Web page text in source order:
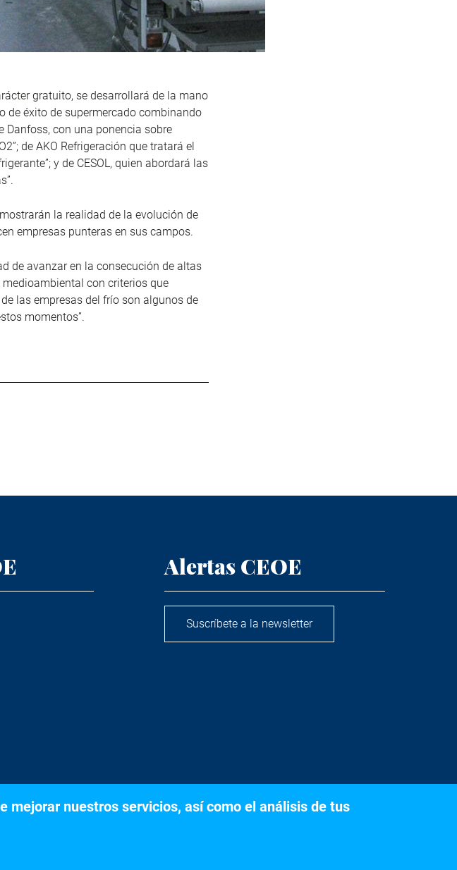
gratuito, se desarrollará de la mano
de éxito de supermercado combinando
Danfoss, con una ponencia sobre
de AKO Refrigeración que tratará el
y de CESOL, quien abordará las
la realidad de la evolución de
empresas punteras en sus campos.
de avanzar en la consecución de altas
con criterios que
las empresas del frío son algunos de
momentos”.
Alertas CEOE
Suscríbete a la newsletter
mejorar nuestros servicios, así como el análisis de tus